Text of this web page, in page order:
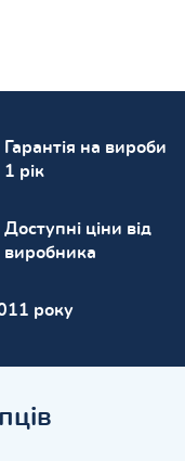
Гарантія на вироби
1 рік
Доступні ціни від
виробника
року